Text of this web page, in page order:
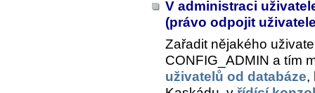
V administraci
(právo odpojit
Zařadit nějakého
CONFIG_ADMIN a tím
uživatelů od databáze,